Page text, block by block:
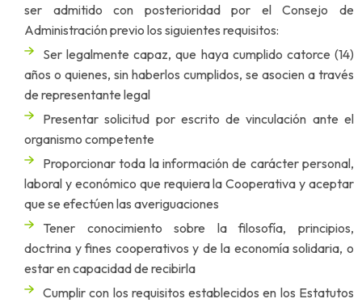
ser admitido con posterioridad por el Consejo de
Administración previo los siguientes requisitos:
Ser legalmente capaz, que haya cumplido catorce (14)
años o quienes, sin haberlos cumplidos, se asocien a través
de representante legal
Presentar solicitud por escrito de vinculación ante el
organismo competente
Proporcionar toda la información de carácter personal,
laboral y económico que requiera la Cooperativa y aceptar
que se efectúen las averiguaciones
Tener conocimiento sobre la filosofía, principios,
doctrina y fines cooperativos y de la economía solidaria, o
estar en capacidad de recibirla
Cumplir con los requisitos establecidos en los Estatutos